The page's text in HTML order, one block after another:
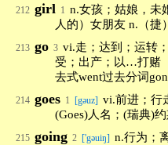
212 girl 1 n.女孩；姑娘，未
人的）女朋友 n.（捷
213 go 3 vi.走；达到；运转
受；出产；以…打赌
去式went过去分词
214 goes 1 [gəuz] vi.前进；行
(Goes)人名；(瑞典)
215 going 2 ['gəuiŋ] n.行为；